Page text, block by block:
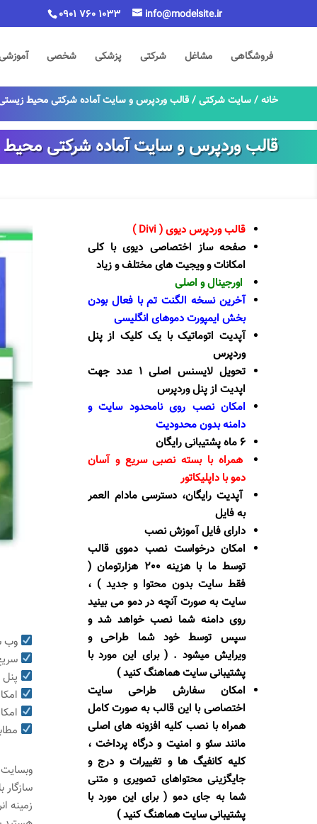
0901 760 1033 info@modelsite.ir
فروشگاهی مشاغل شرکتی پزشکی شخصی
خانه/سایت شرکتی/ قالب وردپرس و سایت آماده شرکتی محیط
قالب وردپرس و سایت آماده شرکتی محیط
وب
زمینه
قالب وردپرس دیوی ( Divi )
صفحه ساز اختصاصی دیوی با کلی
امکانات و ویجیت های مختلف و زیاد
اورجینال و اصلی
آخرین نسخه الگنت تم با فعال بودن
بخش ایمپورت دموهای انگلیسی
آپدیت اتوماتیک با یک کلیک از پنل
وردپرس
تحویل لایسنس اصلی 1 عدد جهت
اپدیت از پنل وردپرس
امکان نصب روی نامحدود سایت و
دامنه بدون محدودیت
6 ماه پشتیبانی رایگان
همراه با بسته نصبی سریع و آسان
دمو با داپلیکاتور
آپدیت رایگان، دسترسی مادام العمر
به فایل
دارای فایل آموزش نصب
امکان درخواست نصب دموی قالب
توسط ما با هزینه 200 هزارتومان (
فقط سایت بدون محتوا و جدید ) ،
سایت به صورت آنچه در دمو می بینید
روی دامنه شما نصب خواهد شد و
سپس توسط خود شما طراحی و
ویرایش میشود . ( برای این مورد با
پشتیبانی سایت هماهنگ کنید )
امکان سفارش طراحی سایت
اختصاصی با این قالب به صورت کامل
همراه با نصب کلیه افزونه های اصلی
مانند سئو و امنیت و درگاه پرداخت ،
کلیه کانفیگ ها و تغییرات و درج و
جایگزینی محتواهای تصویری و متنی
شما به جای دمو ( برای این مورد با
پشتیبانی سایت هماهنگ کنید )